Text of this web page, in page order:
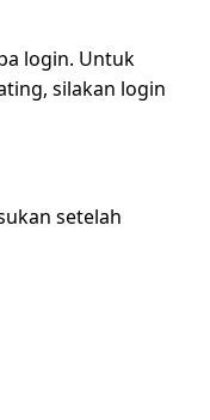
login. Untuk
silakan login
setelah